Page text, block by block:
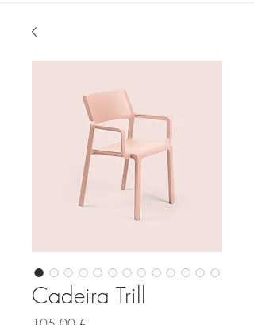
Cadeira Trill